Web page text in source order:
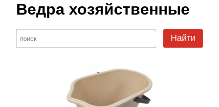
Ведра хозяйственные
Найти